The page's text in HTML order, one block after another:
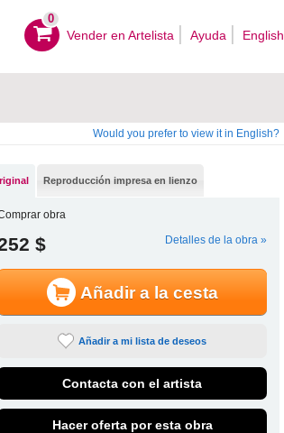
0
Vender en Artelista Ayuda English
Would you prefer to view it in English?
Reproducción impresa en lienzo
obra
$ Detalles de la obra »
Añadir a la cesta
Añadir a mi lista de deseos
Contacta con el artista
Hacer oferta por esta obra